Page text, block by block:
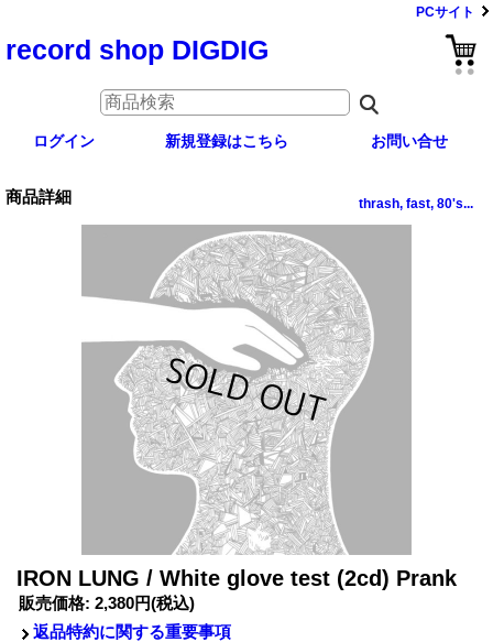
PCサイト
record shop DIGDIG
ログイン 新規登録はこちら お問い合せ
商品詳細 thrash, fast, 80's...
IRON LUNG / White glove test (2cd) Prank
販売価格: 2,380円(税込)
返品特約に関する重要事項